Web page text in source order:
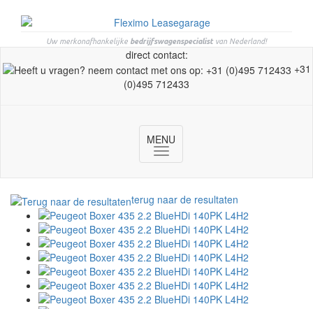
Uw merkonafhankelijke bedrijfswagenspecialistvan Nederland!
direct contact:
+31
(0)495 712433
MENU
Toggle
navigation
terug naar de resultaten